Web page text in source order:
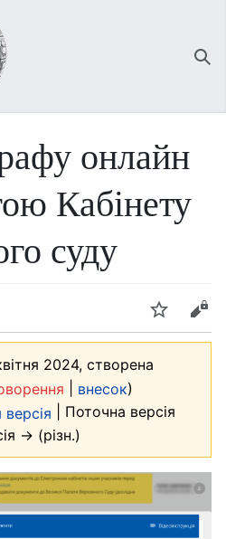
онлайн
Кабінету
суду
Спостерігати Редагувати
2024, створена
внесок)
| Поточна версія
→ (різн.)